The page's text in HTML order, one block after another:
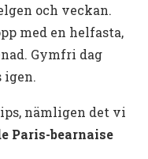
och veckan.
med en helfasta,
Gymfri dag
igen.
nämligen det vi
Paris-bearnaise